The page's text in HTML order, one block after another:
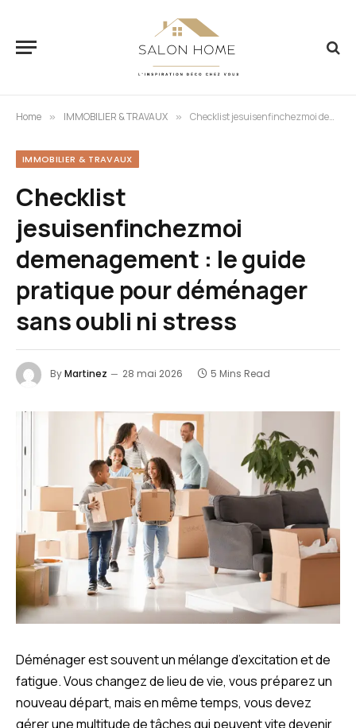
Home » IMMOBILIER & TRAVAUX » Checklist jesuisenfinchezmoi demenagement : le guide pratique pour déménager sans oubli ni stress
IMMOBILIER & TRAVAUX
Checklist
jesuisenfinchezmoi
demenagement : le guide
pratique pour déménager
sans oubli ni stress
ByMartinez 28 mai 2026 5 Mins Read
Déménager est souvent un mélange d’excitation et de
fatigue. Vous changez de lieu de vie, vous préparez un
nouveau départ, mais en même temps, vous devez
gérer une multitude de tâches qui peuvent vite devenir